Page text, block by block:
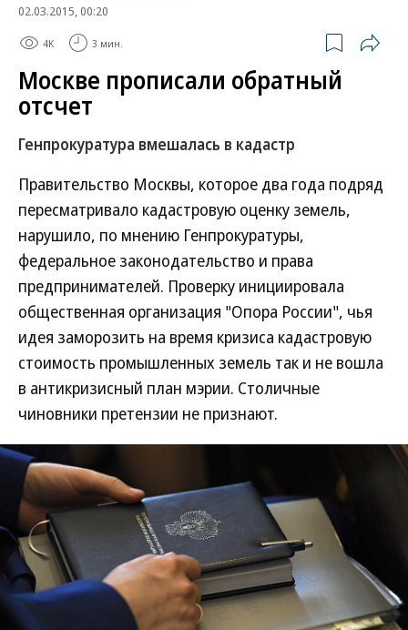
02.03.2015, 00:20
4K 3 мин.
Москве прописали обратный
отсчет
Генпрокуратура вмешалась в кадастр
Правительство Москвы, которое два года подряд
пересматривало кадастровую оценку земель,
нарушило, по мнению Генпрокуратуры,
федеральное законодательство и права
предпринимателей. Проверку инициировала
общественная организация "Опора России", чья
идея заморозить на время кризиса кадастровую
стоимость промышленных земель так и не вошла
в антикризисный план мэрии. Столичные
чиновники претензии не признают.